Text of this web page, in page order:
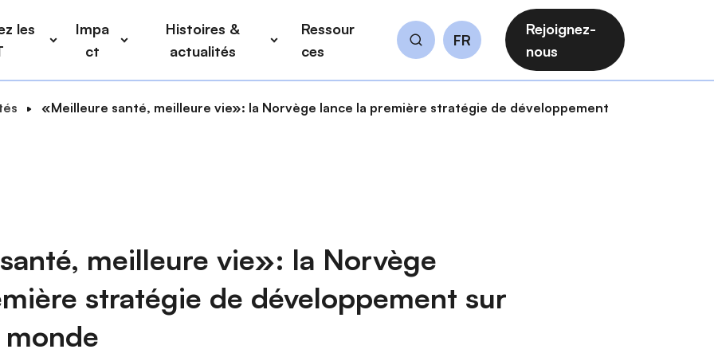
les
Impa
ct
Histoires &
actualités
Ressour
ces
Rechercher
FR
Rejoignez-
nous
«Meilleure santé, meilleure vie»: la Norvège lance la première stratégie de développement
meilleure vie»: la Norvège
stratégie de développement sur
monde